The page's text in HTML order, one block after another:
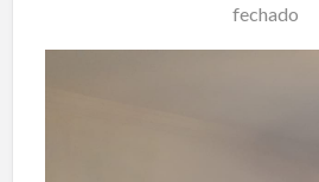
fechado